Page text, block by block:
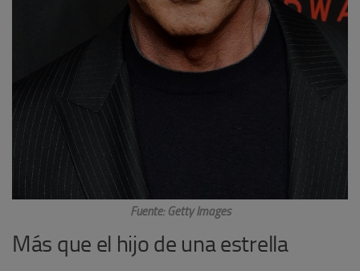
Fuente: Getty Images
Más que el hijo de una estrella